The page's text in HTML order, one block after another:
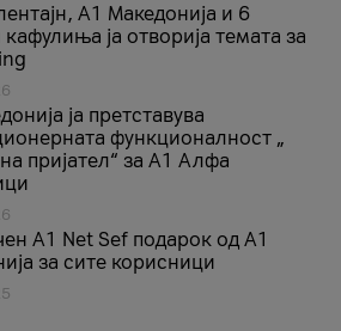
A1 Македонија и 6
ја отворија темата за
ја претставува
функционалност „
пријател“ за А1 Алфа
A1 Net Sеf подарок од А1
за сите корисници